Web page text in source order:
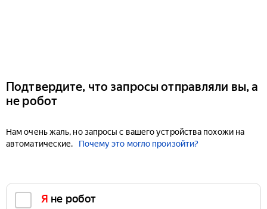
Подтвердите, что запросы отправляли вы, а
не робот
Нам очень жаль, но запросы с вашего устройства похожи на
автоматические.
Почему это могло произойти?
Я не робот